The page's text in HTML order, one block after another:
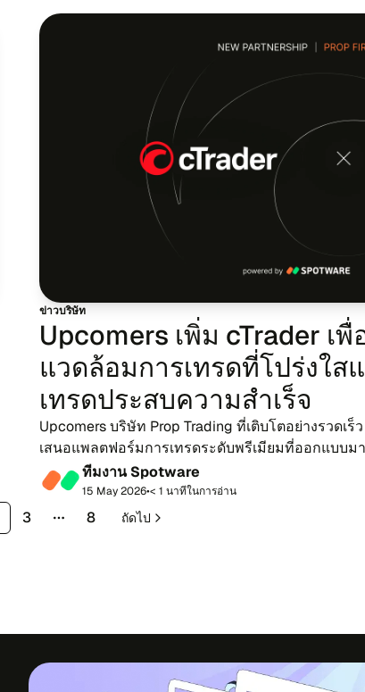
ข่าว​บริ​ษัท
Upcomers เพิ่ม cTrader เ
แวด​ล้อม​การ​เทร​ด​ที่​โปร่ง​ใส
เทรด​ประ​สบ​ความ​สำ​เร็จ
Upcomers บริ​ษัท Prop Trading ที่​เติบ​โตอย่าง​รวด​เร็
เสนอ​แพลต​ฟอร์​ม​การ​เทร​ดระ​ดับ​พรี​เมียม​ที่ออก​แบบ​
ทำ และ​การ​เติบ​โตขอ...
ที​ม​งาน Spotware
15 May 2026•< 1 นา​ที​ใน​กา​รอ่าน
3 More pages
8 ถัด​ไป